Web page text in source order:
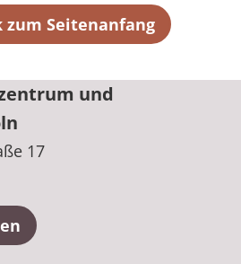
zum Seitenanfang
und
17